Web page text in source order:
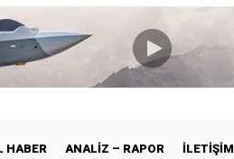
HABER ANALIZ – RAPOR İLETIŞIM